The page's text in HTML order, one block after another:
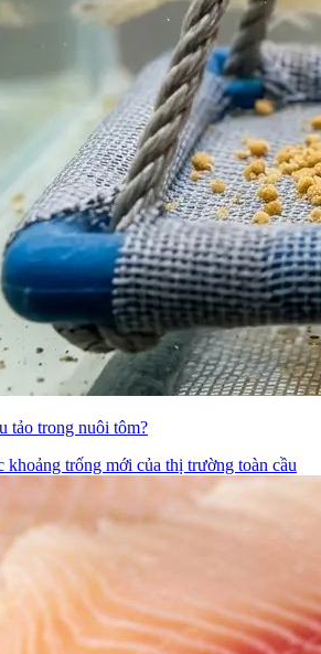
tảo trong nuôi tôm?
trống mới của thị trường toàn cầu